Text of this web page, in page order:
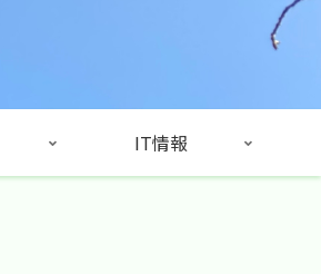
IT情報